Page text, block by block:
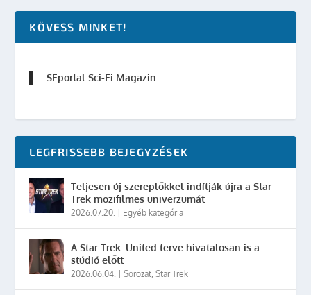
KÖVESS MINKET!
SFportal Sci-Fi Magazin
LEGFRISSEBB BEJEGYZÉSEK
Teljesen új szereplőkkel indítják újra a Star
Trek mozifilmes univerzumát
2026.07.20. Egyéb kategória
A Star Trek: United terve hivatalosan is a
stúdió előtt
2026.06.04. |Sorozat,Star Trek